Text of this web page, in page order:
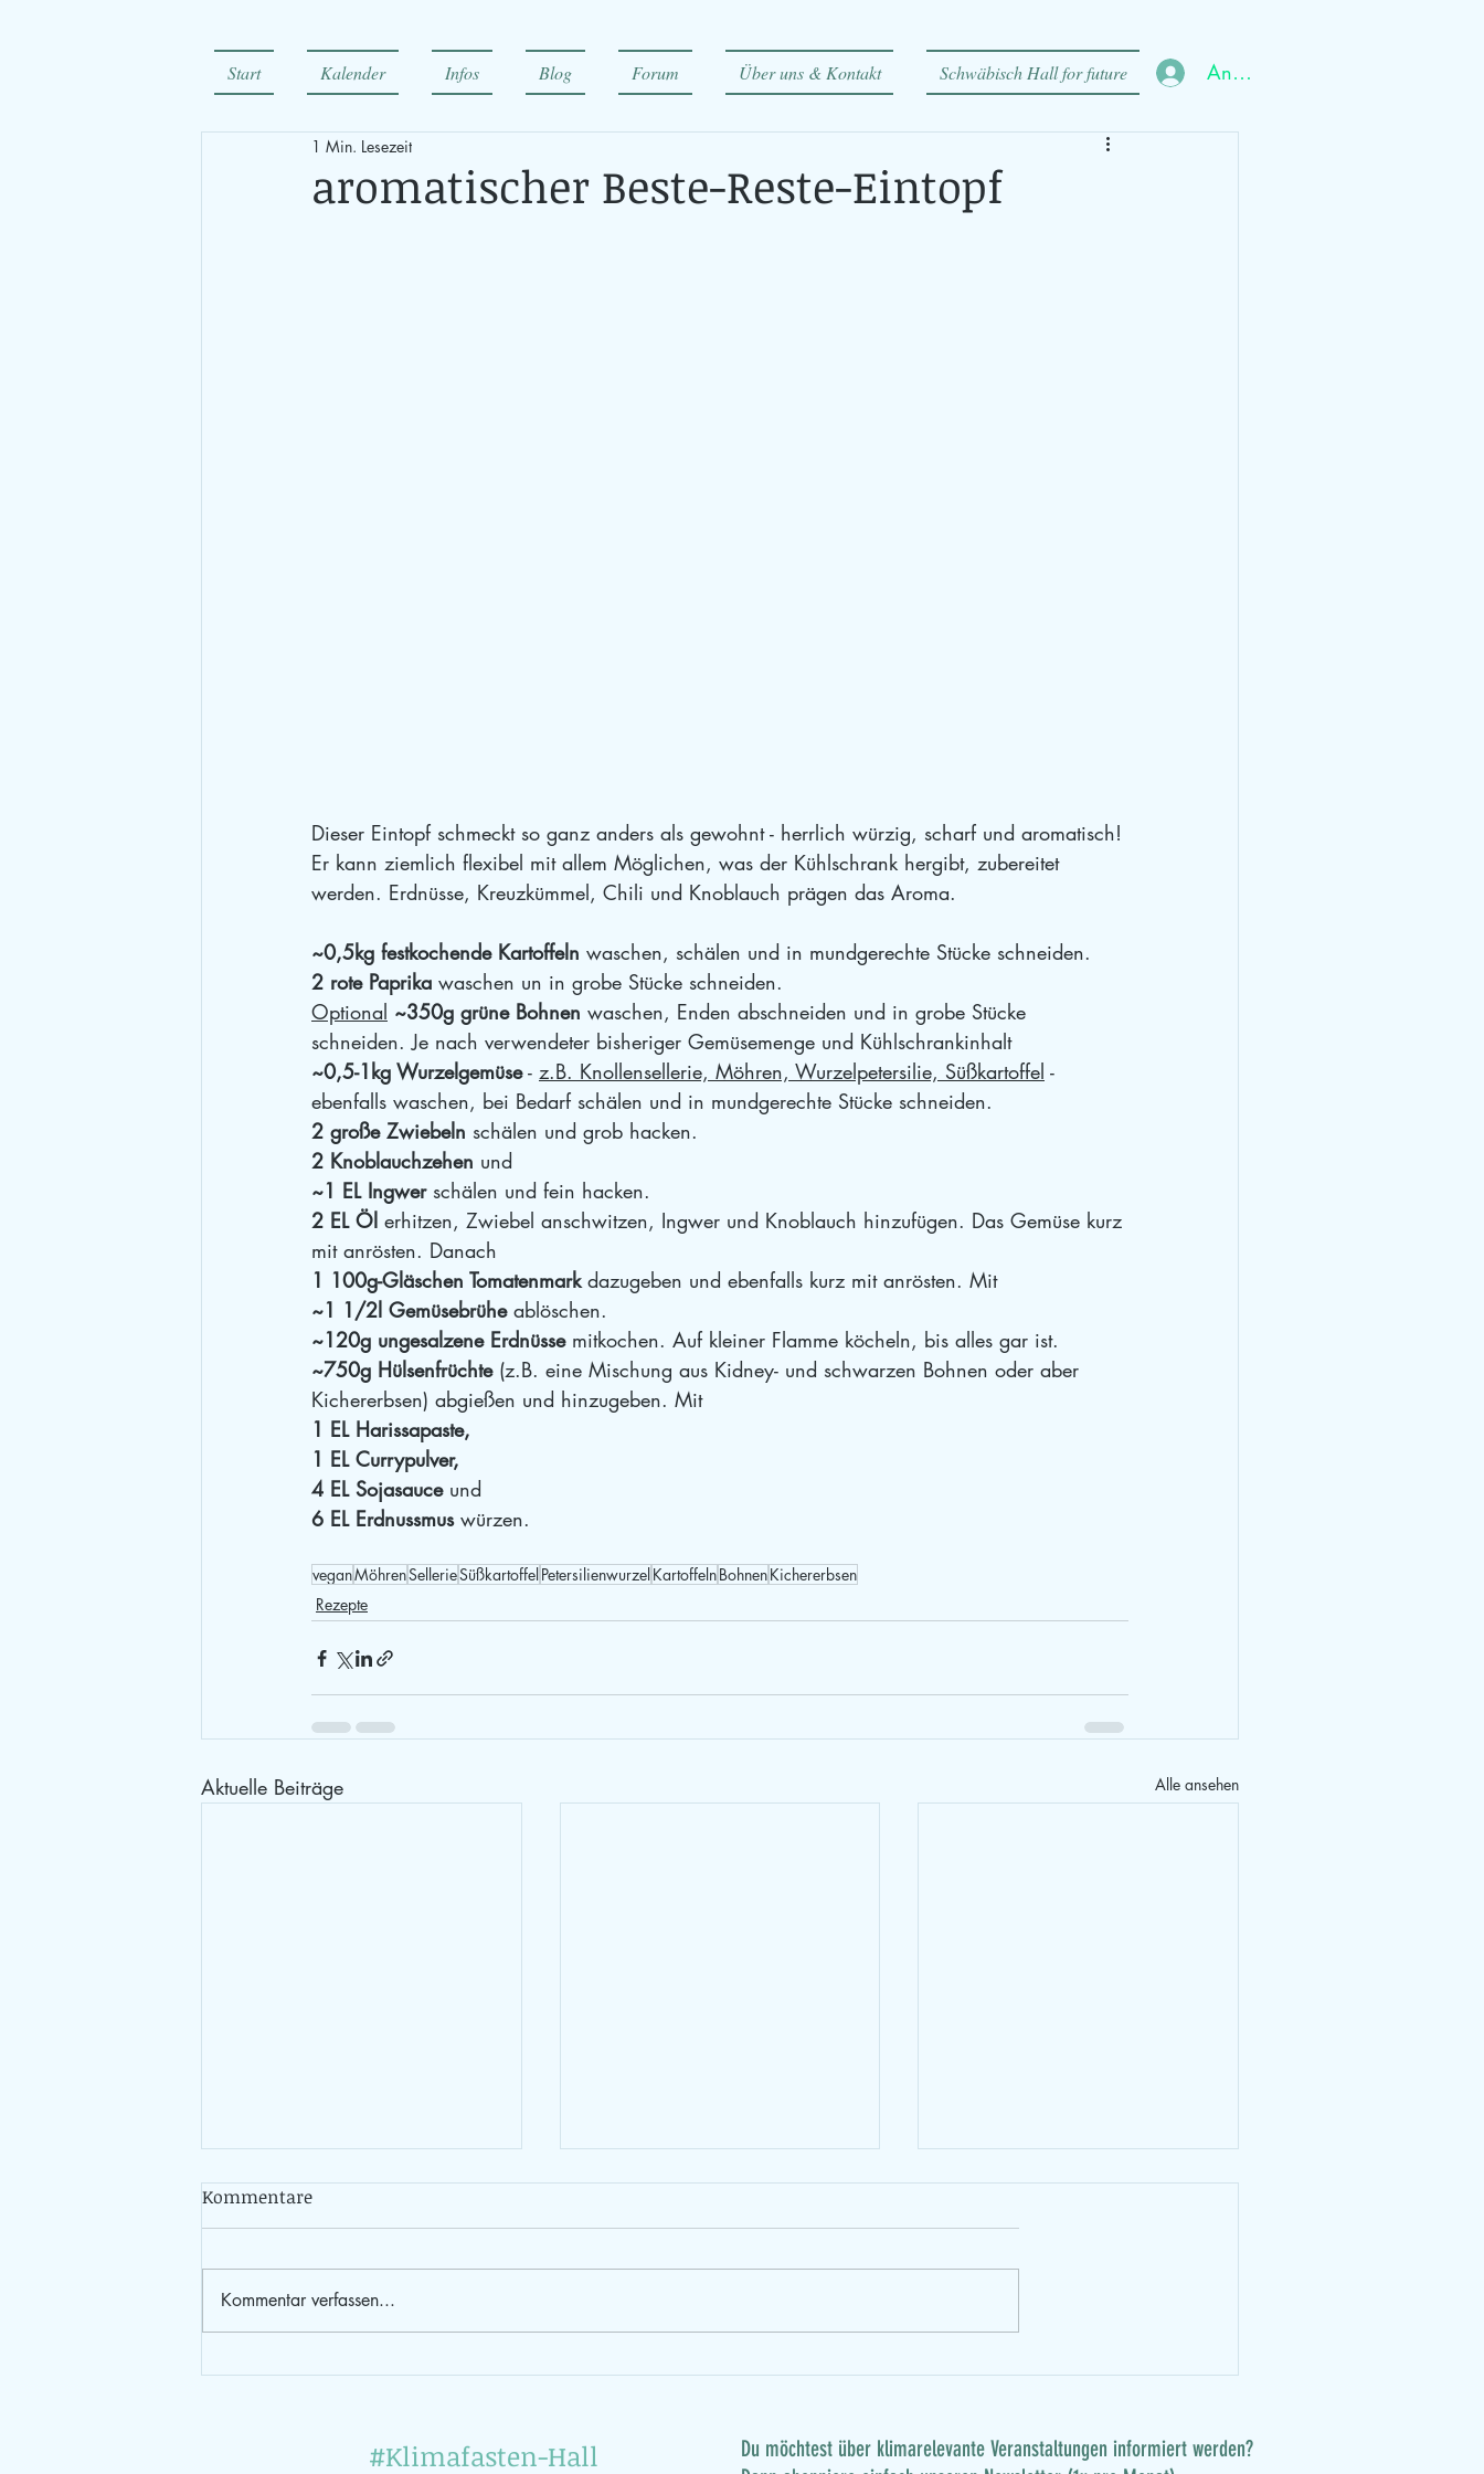
Start Kalender Infos Blog Forum Über uns & Kontakt Schwäbisch Hall for future Anmelden
aromatischer Beste-Reste-Eintopf
1 Min. Lesezeit
Dieser Eintopf schmeckt so ganz anders als gewohnt - herrlich würzig, scharf und aromatisch!
Er kann ziemlich flexibel mit allem Möglichen, was der Kühlschrank hergibt, zubereitet
werden. Erdnüsse, Kreuzkümmel, Chili und Knoblauch prägen das Aroma.
~0,5kg festkochende Kartoffeln waschen, schälen und in mundgerechte Stücke schneiden.
2 rote Paprika waschen un in grobe Stücke schneiden.
Optional ~350g grüne Bohnen waschen, Enden abschneiden und in grobe Stücke
schneiden. Je nach verwendeter bisheriger Gemüsemenge und Kühlschrankinhalt
~0,5-1kg Wurzelgemüse - z.B. Knollensellerie, Möhren, Wurzelpetersilie, Süßkartoffel -
ebenfalls waschen, bei Bedarf schälen und in mundgerechte Stücke schneiden.
2 große Zwiebeln schälen und grob hacken.
2 Knoblauchzehen und
~1 EL Ingwer schälen und fein hacken.
2 EL Öl erhitzen, Zwiebel anschwitzen, Ingwer und Knoblauch hinzufügen. Das Gemüse kurz
mit anrösten. Danach
1 100g-Gläschen Tomatenmark dazugeben und ebenfalls kurz mit anrösten. Mit
~1 1/2l Gemüsebrühe ablöschen.
~120g ungesalzene Erdnüsse mitkochen. Auf kleiner Flamme köcheln, bis alles gar ist.
~750g Hülsenfrüchte (z.B. eine Mischung aus Kidney- und schwarzen Bohnen oder aber
Kichererbsen) abgießen und hinzugeben. Mit
1 EL Harissapaste,
1 EL Currypulver,
4 EL Sojasauce und
6 EL Erdnussmus würzen.
veganMöhrenSellerieSüßkartoffel Petersilienwurzel KartoffelnBohnenKichererbsen
Rezepte
Aktuelle Beiträge Alle ansehen
Kommentare
Kommentar verfassen...
Du möchtest über klimarelevante Veranstaltungen informiert werden?
#Klimafasten-Hall